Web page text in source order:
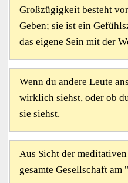
Großzügigkeit besteht
Geben; sie ist ein
das eigene Sein mit der
Wenn du andere Leute
wirklich siehst, oder ob
sie siehst.
Aus Sicht der
gesamte Gesellschaft am